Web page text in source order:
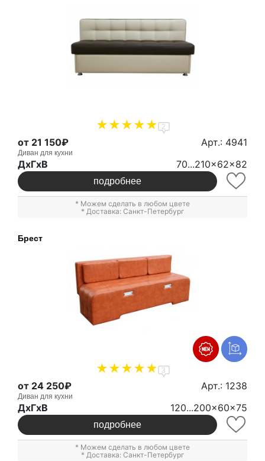
2
от 21 150₽ Арт.: 4941
Диван для кухни
ДxГxВ 70...210x62x82
подробнее
* Можем сделать в любом цвете
* Доставка: Санкт-Петербург
Брест
3
от 24 250₽ Арт.: 1238
Диван для кухни
ДxГxВ 120...200x60x75
подробнее
* Можем сделать в любом цвете
* Доставка: Санкт-Петербург